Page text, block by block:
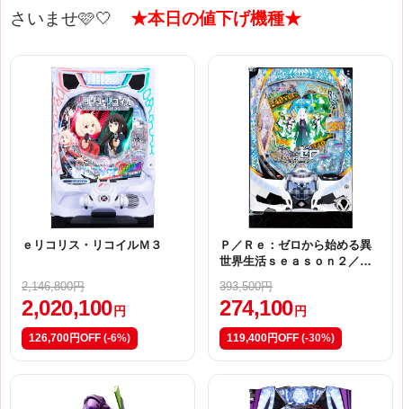
さいませ🩷🤍
★本日の値下げ機種★
ｅリコリス・リコイルＭ３
2,146,800円
2,020,100円
126,700円OFF (-6%)
Ｐ／Ｒｅ：ゼロから始める異
世界生活ｓｅａｓｏｎ２／Ｍ
393,500円
274,100円
119,400円OFF (-30%)